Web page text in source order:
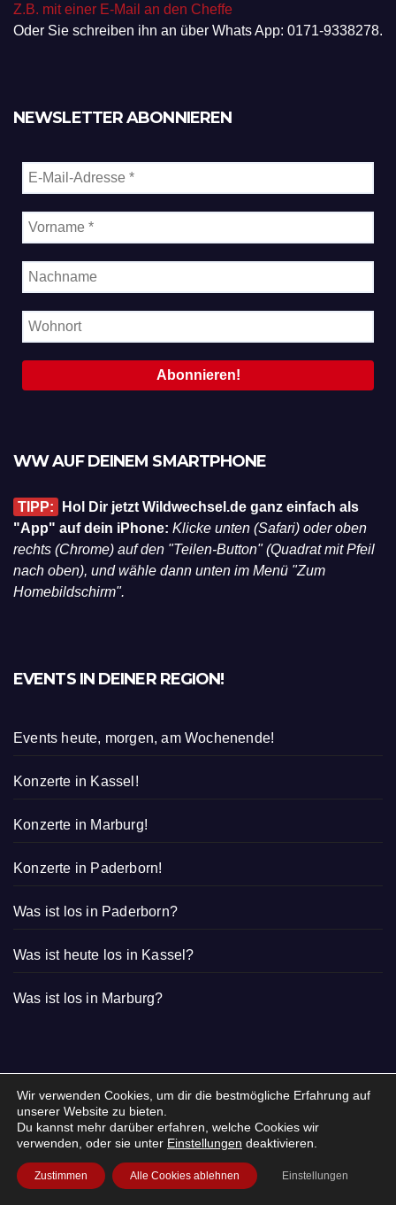
Z.B. mit einer E-Mail an den Cheffe
Oder Sie schreiben ihn an über Whats App: 0171-9338278.
NEWSLETTER ABONNIEREN
WW AUF DEINEM SMARTPHONE
TIPP:
Hol Dir jetzt Wildwechsel.de ganz einfach als
"App" auf dein iPhone: Klicke unten (Safari) oder oben
rechts (Chrome) auf den "Teilen-Button" (Quadrat mit Pfeil
nach oben), und wähle dann unten im Menü "Zum
Homebildschirm".
EVENTS IN DEINER REGION!
Events heute, morgen, am Wochenende!
Konzerte in Kassel!
Konzerte in Marburg!
Konzerte in Paderborn!
Was ist los in Paderborn?
Was ist heute los in Kassel?
Was ist los in Marburg?
Wir verwenden Cookies, um dir die bestmögliche Erfahrung auf
unserer Website zu bieten.
Du kannst mehr darüber erfahren, welche Cookies wir
verwenden, oder sie unter Einstellungen deaktivieren.
Zustimmen Alle Cookies ablehnen Einstellungen